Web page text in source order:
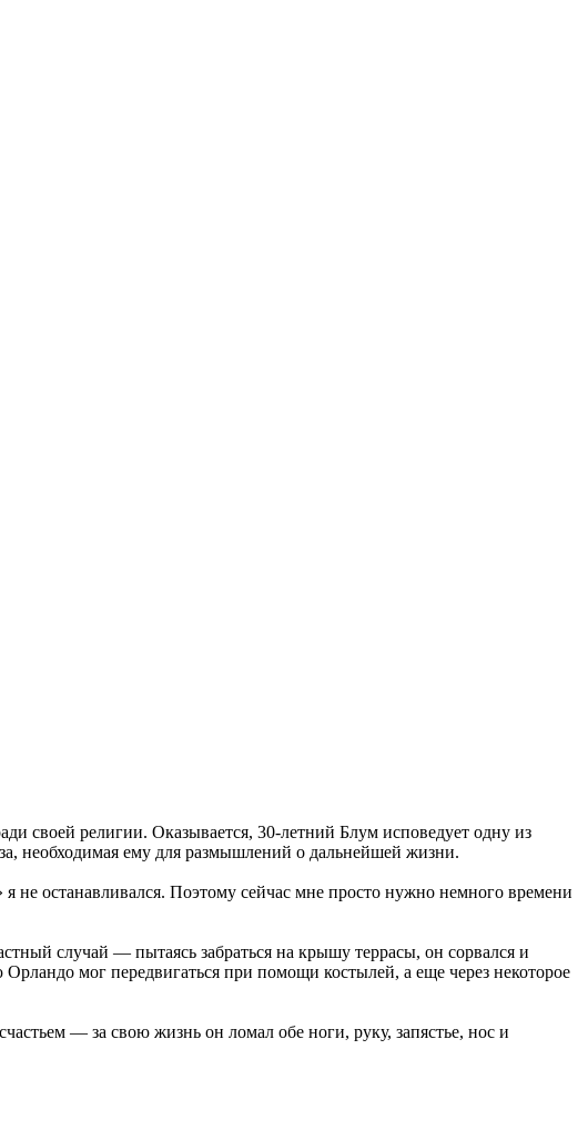
своей религии. Оказывается, 30-летний Блум исповедует одну из
необходимая ему для размышлений о дальнейшей жизни.
останавливался. Поэтому сейчас мне просто нужно немного времени
случай — пытаясь забраться на крышу террасы, он сорвался и
мог передвигаться при помощи костылей, а еще через некоторое
— за свою жизнь он ломал обе ноги, руку, запястье, нос и